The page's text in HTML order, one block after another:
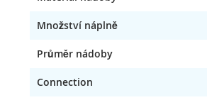
Množství náplně
Průměr nádoby
Connection